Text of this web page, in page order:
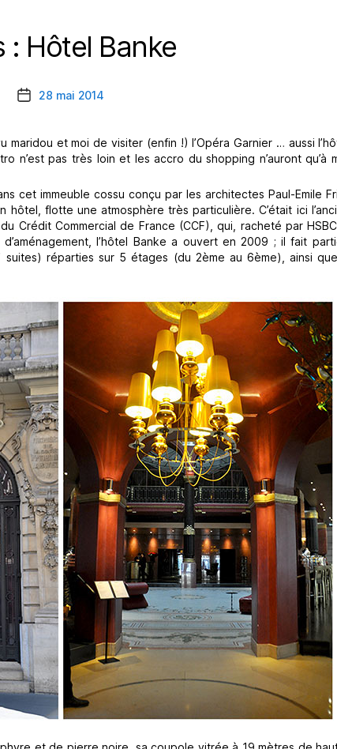
Catégories
: Hôtel Banke
Date28 mai 2014
et moi de visiter (enfin !) l’Opéra Garnier … aussi
n’est pas très loin et les accro du shopping n’auront qu’à
cet immeuble cossu conçu par les architectes Paul-Emile
flotte une atmosphère très particulière. C’était ici
Crédit Commercial de France (CCF), qui, racheté par
l’hôtel Banke a ouvert en 2009 ; il fait
réparties sur 5 étages (du 2ème au 6ème), ainsi